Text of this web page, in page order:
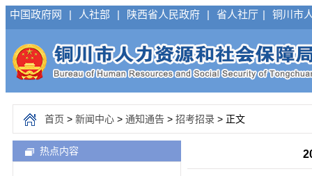
中国政府网 | 人社部 | 陕西省人民政府 | 省人社厅 | 铜川市
首页 > 新闻中心 > 通知通告 > 招考招录 > 正文
热点内容